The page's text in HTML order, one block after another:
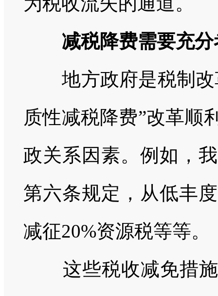
减税降费需要充
地方政府是税制
质性减税降费”改革顺
政关系因素。例如，
第六条规定，从低丰
减征20%资源税等等。
这些税收减免措